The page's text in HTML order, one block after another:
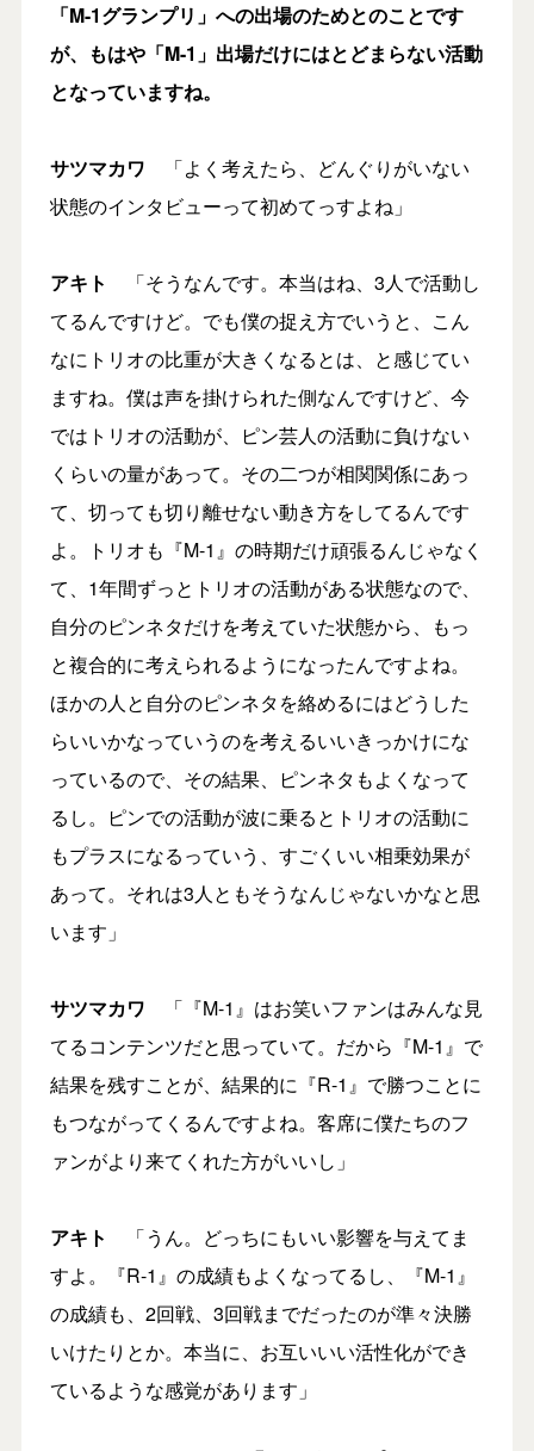
「M-1グランプリ」への出場のためとのことです
が、もはや「M-1」出場だけにはとどまらない活動
となっていますね。
サツマカワ
「よく考えたら、どんぐりがいない
状態のインタビューって初めてっすよね」
アキト
「そうなんです。本当はね、3人で活動し
てるんですけど。でも僕の捉え方でいうと、こん
なにトリオの比重が大きくなるとは、と感じてい
ますね。僕は声を掛けられた側なんですけど、今
ではトリオの活動が、ピン芸人の活動に負けない
くらいの量があって。その二つが相関関係にあっ
て、切っても切り離せない動き方をしてるんです
よ。トリオも『M-1』の時期だけ頑張るんじゃなく
て、1年間ずっとトリオの活動がある状態なので、
自分のピンネタだけを考えていた状態から、もっ
と複合的に考えられるようになったんですよね。
ほかの人と自分のピンネタを絡めるにはどうした
らいいかなっていうのを考えるいいきっかけにな
っているので、その結果、ピンネタもよくなって
るし。ピンでの活動が波に乗るとトリオの活動に
もプラスになるっていう、すごくいい相乗効果が
あって。それは3人ともそうなんじゃないかなと思
います」
サツマカワ 「『M-1』はお笑いファンはみんな見
てるコンテンツだと思っていて。だから『M-1』で
結果を残すことが、結果的に『R-1』で勝つことに
もつながってくるんですよね。客席に僕たちのフ
ァンがより来てくれた方がいいし」
アキト
「うん。どっちにもいい影響を与えてま
すよ。『R-1』の成績もよくなってるし、『M-1』
の成績も、2回戦、3回戦までだったのが準々決勝
いけたりとか。本当に、お互いいい活性化ができ
ているような感覚があります」